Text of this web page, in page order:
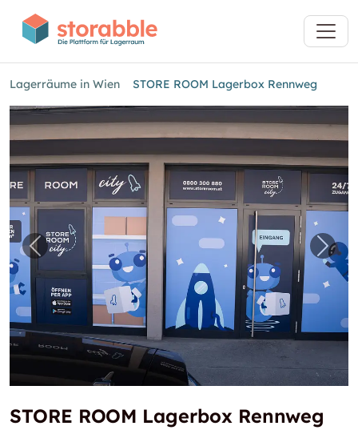
Lagerräume in Wien STORE ROOM Lagerbox Rennweg
Vorheriges Bild für "STORE ROOM Lagerbox
STORE ROOM Lagerbox Rennweg